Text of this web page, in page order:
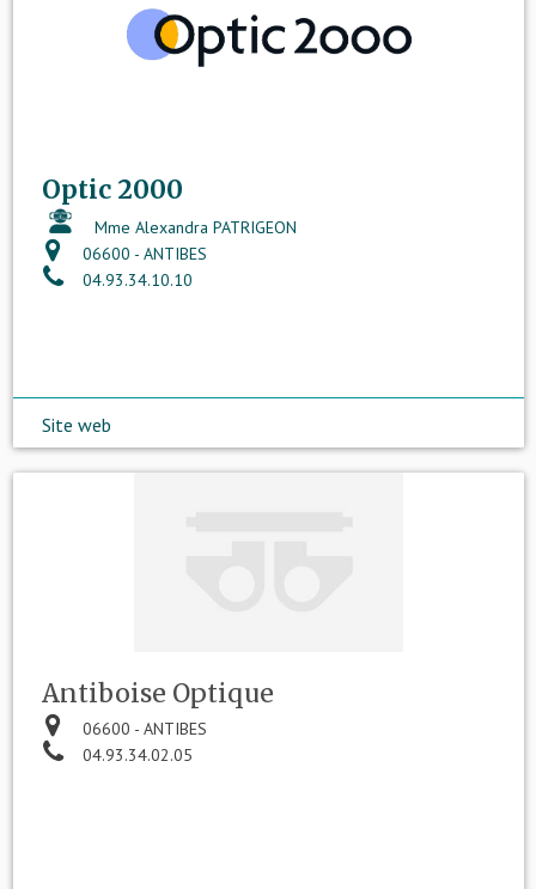
Optic 2000
Mme Alexandra PATRIGEON
06600 - ANTIBES
04.93.34.10.10
Site web
Antiboise Optique
06600 - ANTIBES
04.93.34.02.05